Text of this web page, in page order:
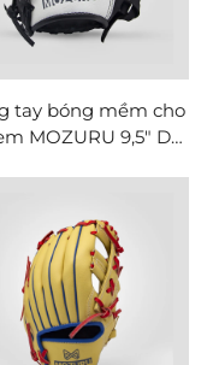
tay bóng mềm cho
MOZURU 9,5" Da